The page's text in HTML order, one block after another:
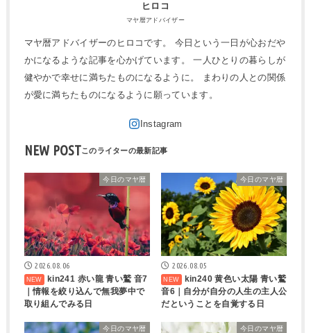
ヒロコ
マヤ暦アドバイザー
マヤ暦アドバイザーのヒロコです。 今日という一日が心おだや
かになるような記事を心かげています。 一人ひとりの暮らしが
健やかで幸せに満ちたものになるように。 まわりの人との関係
が愛に満ちたものになるように願っています。
NEW POST
今日のマヤ暦
2026.08.06
kin241 赤い龍 青い鷲 音7
｜情報を絞り込んで無我夢中で
取り組んでみる日
今日のマヤ暦
2026.08.05
kin240 黄色い太陽 青い鷲
音6｜自分が自分の人生の主人公
だということを自覚する日
今日のマヤ暦 今日のマヤ暦